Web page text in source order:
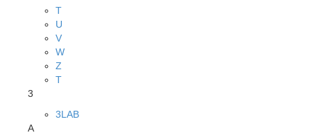
T
U
V
W
Z
Т
3
3LAB
A